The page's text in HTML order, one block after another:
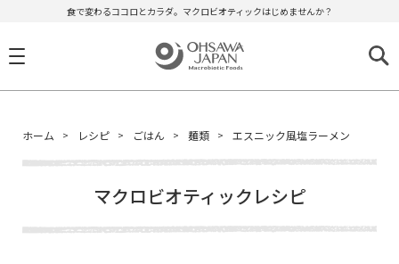
食で変わるココロとカラダ。マクロビオティックはじめませんか？
ホーム レシピ ごはん 麺類 エスニック風塩ラーメン
マクロビオティックレシピ